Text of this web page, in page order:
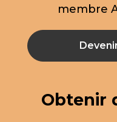
membre
Obtenir